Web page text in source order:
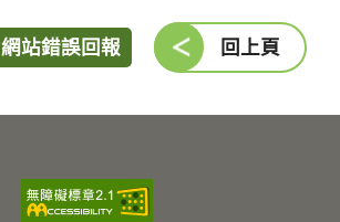
網站錯誤回報 回上頁